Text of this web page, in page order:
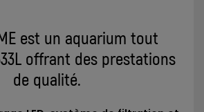
est un aquarium tout
offrant des prestations
de qualité.